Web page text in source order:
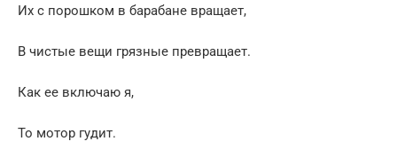
Их с порошком в барабане вращает,
В чистые вещи грязные превращает.
Как ее включаю я,
То мотор гудит.